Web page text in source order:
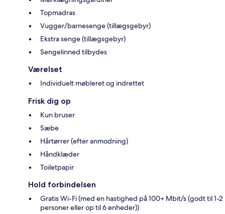
Topmadras
Vugger/barnesenge (tillægsgebyr)
Ekstra senge (tillægsgebyr)
Sengelinned tilbydes
Værelset
Individuelt møbleret og indrettet
Frisk dig op
Kun bruser
Sæbe
Hårtørrer (efter anmodning)
Håndklæder
Toiletpapir
Hold forbindelsen
Gratis Wi-Fi (med en hastighed på 100+ Mbit/s (godt til 1-2
personer eller op til 6 enheder))